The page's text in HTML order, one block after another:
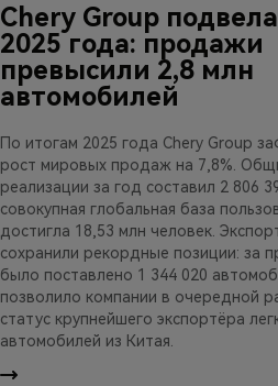
Chery Group
2025 года: продажи
превысили 2,8 млн
автомобилей
По итогам 2025 года Chery Group
рост мировых продаж на 7,8%.
реализации за год составил 2 806
совокупная глобальная база
достигла 18,53 млн человек.
сохранили рекордные позиции: за
было поставлено 1 344 020
позволило компании в очередной
статус крупнейшего экспортёра
автомобилей из Китая.